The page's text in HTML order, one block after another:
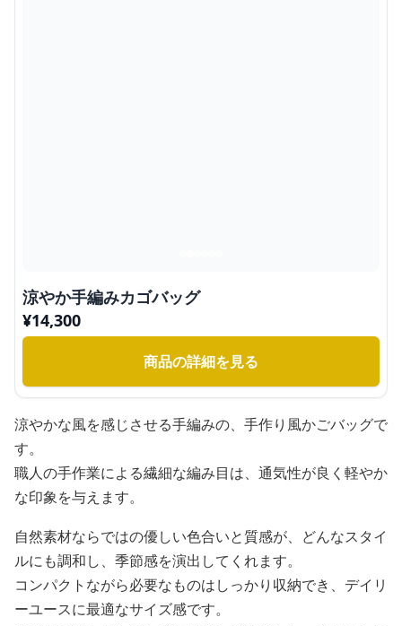
涼やか手編みカゴバッグ
¥14,300
商品の詳細を見る
涼やかな風を感じさせる手編みの、手作り風かごバッグで
す。
職人の手作業による繊細な編み目は、通気性が良く軽やか
な印象を与えます。
自然素材ならではの優しい色合いと質感が、どんなスタイ
ルにも調和し、季節感を演出してくれます。
コンパクトながら必要なものはしっかり収納でき、デイリ
ーユースに最適なサイズ感です。